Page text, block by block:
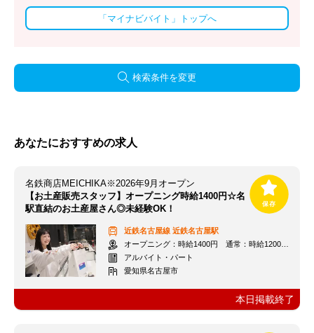
「マイナビバイト」トップへ
検索条件を変更
あなたにおすすめの求人
名鉄商店MEICHIKA※2026年9月オープン
【お土産販売スタッフ】オープニング時給1400円☆名
駅直結のお土産屋さん◎未経験OK！
近鉄名古屋線 近鉄名古屋駅
オープニング：時給1400円 通常：時給1200円～＋交通費全額支給
アルバイト・パート
愛知県名古屋市
本日掲載終了